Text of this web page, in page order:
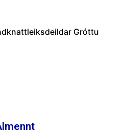
Gróttu